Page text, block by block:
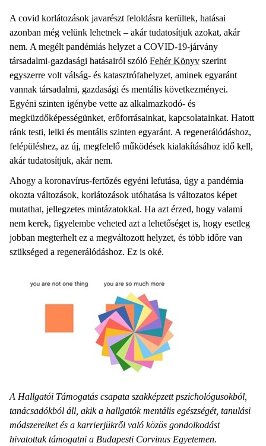
A covid korlátozások javarészt feloldásra kerültek, hatásai
azonban még velünk lehetnek – akár tudatosítjuk azokat, akár
nem. A megélt pandémiás helyzet a COVID-19-járvány
társadalmi-gazdasági hatásairól szóló Fehér Könyv szerint
egyszerre volt válság- és katasztrófahelyzet, aminek egyaránt
vannak társadalmi, gazdasági és mentális következményei.
Egyéni szinten igénybe vette az alkalmazkodó- és
megküzdőképességünket, erőforrásainkat, kapcsolatainkat. Hatott
ránk testi, lelki és mentális szinten egyaránt. A regenerálódáshoz,
felépüléshez, az új, megfelelő működések kialakításához idő kell,
akár tudatosítjuk, akár nem.
Ahogy a koronavírus-fertőzés egyéni lefutása, úgy a pandémia
okozta változások, korlátozások utóhatása is változatos képet
mutathat, jellegzetes mintázatokkal. Ha azt érzed, hogy valami
nem kerek, figyelembe veheted azt a lehetőséget is, hogy esetleg
jobban megterhelt ez a megváltozott helyzet, és több időre van
szükséged a regenerálódáshoz. Ez is oké.
A Hallgatói Támogatás csapata szakképzett pszichológusokból,
tanácsadókból áll, akik a hallgatók mentális egészségét, tanulási
módszereiket és a karrierjükről való közös gondolkodást
hivatottak támogatni a Budapesti Corvinus Egyetemen.